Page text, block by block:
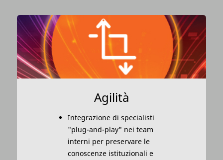
Agilità
Integrazione di specialisti
"plug-and-play" nei team
interni per preservare le
conoscenze istituzionali e